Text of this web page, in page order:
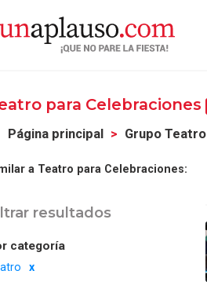
para Celebraciones
Página principal Grupo Teatro
a Teatro para Celebraciones:
resultados
categoría